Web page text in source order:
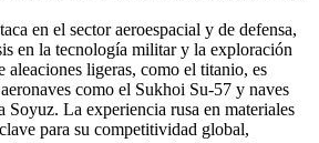
en el sector aeroespacial y de defensa,
en la tecnología militar y la exploración
aleaciones ligeras, como el titanio, es
como el Sukhoi Su-57 y naves
Soyuz. La experiencia rusa en materiales
para su competitividad global,